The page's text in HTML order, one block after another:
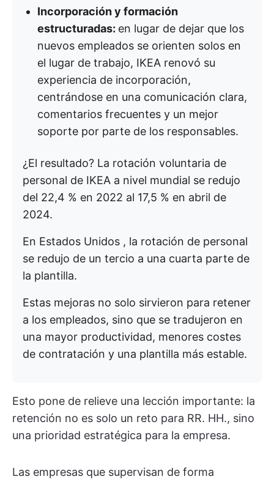
Incorporación y formación
estructuradas: en lugar de dejar que los
nuevos empleados se orienten solos en
el lugar de trabajo, IKEA renovó su
experiencia de incorporación,
centrándose en una comunicación clara,
comentarios frecuentes y un mejor
soporte por parte de los responsables.
¿El resultado? La rotación voluntaria de
personal de IKEA a nivel mundial se redujo
del 22,4 % en 2022 al 17,5 % en abril de
2024.
En Estados Unidos , la rotación de personal
se redujo de un tercio a una cuarta parte de
la plantilla.
Estas mejoras no solo sirvieron para retener
a los empleados, sino que se tradujeron en
una mayor productividad, menores costes
de contratación y una plantilla más estable.
Esto pone de relieve una lección importante: la
retención no es solo un reto para RR. HH., sino
una prioridad estratégica para la empresa.
Las empresas que supervisan de forma